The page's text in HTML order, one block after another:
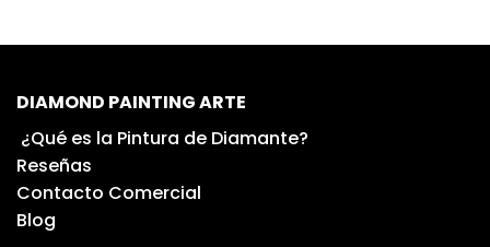
DIAMOND PAINTING ARTE
¿Qué es la Pintura de Diamante?
Reseñas
Contacto Comercial
Blog